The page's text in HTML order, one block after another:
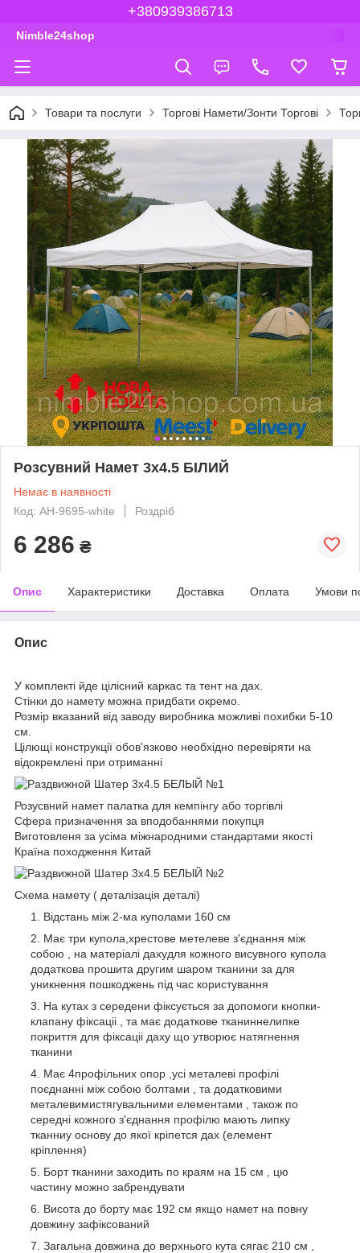
+380939386713
Nimble24shop
Товари та послуги Торгові Намети/Зонти Торгові
Розсувний Намет 3х4.5 БІЛИЙ
Немає в наявності
Код: AH-9695-white
Роздріб
6 286 ₴
Опис Характеристики Доставка Оплата Умови
Опис
У комплекті йде цілісний каркас та тент на дах.
Стінки до намету можна придбати окремо.
Розмір вказаний від заводу виробника можливі похибки 5-10
см.
Цілющі конструкції обов'язково необхідно перевіряти на
відокремлені при отриманні
Розусвний намет палатка для кемпінгу або торгівлі
Сфера призначення за вподобаннями покупця
Виготовленя за усіма міжнародними стандартами якості
Країна походження Китай
Схема намету ( деталізація деталі)
Відстань між 2-ма куполами 160 см
Має три купола,хрестове метелеве з'єднання між
собою , на матеріалі дахудля кожного висувного купола
додаткова прошита другим шаром тканини за для
уникнення пошкоджень під час користування
На кутах з середени фіксується за допомоги кнопки-
клапану фіксаціі , та має додаткове тканиннелипке
покриття для фіксаціі даху що утворює натягнення
тканини
Має 4профільних опор ,усі металеві профілі
поєднанні між собою болтами , та додатковими
металевимистягувальними елементами , також по
середні кожного з'єднання профілю мають липку
тканниу основу до якої кріпется дах (елемент
кріплення)
Борт тканини заходить по краям на 15 см , цю
частину можно забрендувати
Висота до борту має 192 см якщо намет на повну
довжину зафіксований
Загальна довжина до верхнього кута сягає 210 см ,